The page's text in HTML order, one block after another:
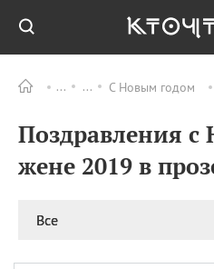
С Новым годом
Поздравления
жене 2019 в
Все